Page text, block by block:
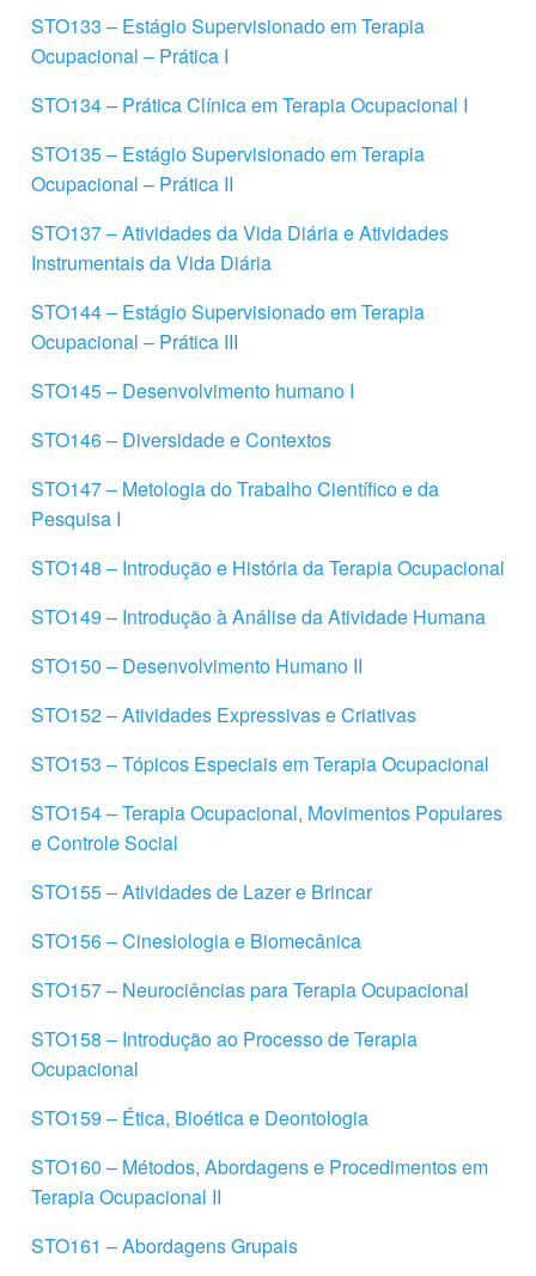
STO133 – Estágio Supervisionado em Terapia
Ocupacional – Prática I
STO134 – Prática Clínica em Terapia Ocupacional I
STO135 – Estágio Supervisionado em Terapia
Ocupacional – Prática II
STO137 – Atividades da Vida Diária e Atividades
Instrumentais da Vida Diária
STO144 – Estágio Supervisionado em Terapia
Ocupacional – Prática III
STO145 – Desenvolvimento humano I
STO146 – Diversidade e Contextos
STO147 – Metologia do Trabalho Científico e da
Pesquisa I
STO148 – Introdução e História da Terapia Ocupacional
STO149 – Introdução à Análise da Atividade Humana
STO150 – Desenvolvimento Humano II
STO152 – Atividades Expressivas e Criativas
STO153 – Tópicos Especiais em Terapia Ocupacional
STO154 – Terapia Ocupacional, Movimentos Populares
e Controle Social
STO155 – Atividades de Lazer e Brincar
STO156 – Cinesiologia e Biomecânica
STO157 – Neurociências para Terapia Ocupacional
STO158 – Introdução ao Processo de Terapia
Ocupacional
STO159 – Ética, Bioética e Deontologia
STO160 – Métodos, Abordagens e Procedimentos em
Terapia Ocupacional II
STO161 – Abordagens Grupais